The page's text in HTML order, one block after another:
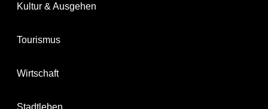
Kultur & Ausgehen
Tourismus
Wirtschaft
Stadtleben